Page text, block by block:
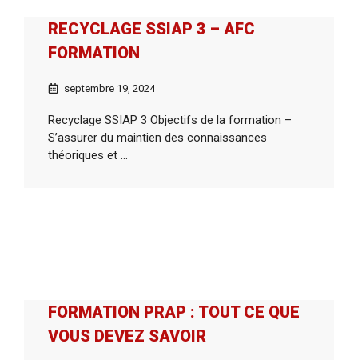
RECYCLAGE SSIAP 3 – AFC
FORMATION
septembre 19, 2024
Recyclage SSIAP 3 Objectifs de la formation –
S’assurer du maintien des connaissances
théoriques et ...
FORMATION PRAP : TOUT CE QUE
VOUS DEVEZ SAVOIR